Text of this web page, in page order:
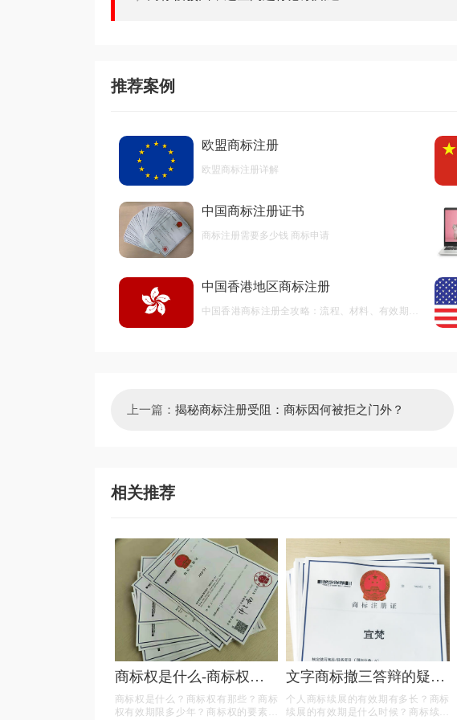
推荐案例
欧盟商标注册
欧盟商标注册详解
中国商标注册证书
商标注册需要多少钱 商标申请
中国香港地区商标注册
中国香港商标注册全攻略：流程、材料、有效期及
上一篇： 揭秘商标注册受阻：商标因何被拒之门外？
相关推荐
商标权是什么-商标权有
哪些？
商标权是什么？商标权有那些？商标
权有效期限多少年？商标权的要素可
文字商标撤三答辩的疑问
解答
个人商标续展的有效期有多长？商标
续展的有效期是什么时候？商标续展